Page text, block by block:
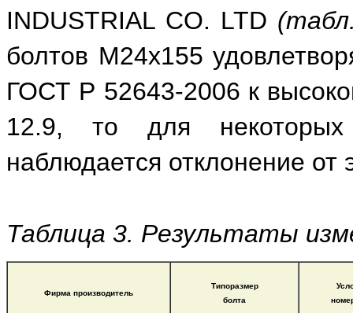
INDUSTRIAL CO. LTD
болтов М24х155
ГОСТ Р 52643-2006 к
12.9, то для
наблюдается отклонение от
Таблица 3. Результаты
Фирма производитель
Типоразмер
болта